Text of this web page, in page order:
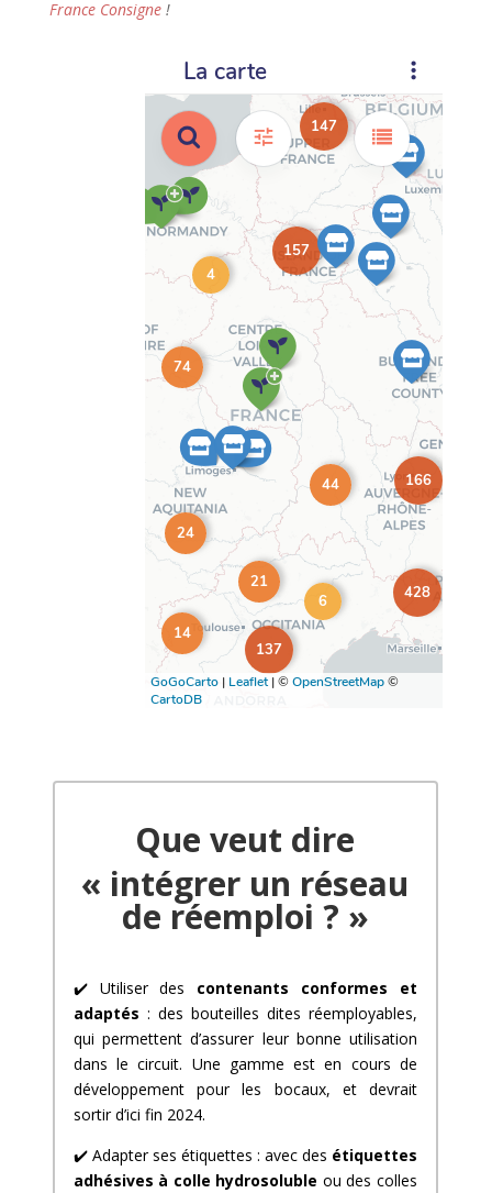
France Consigne!
Que veut dire
« intégrer un réseau
de réemploi ? »
✔️ Utiliser des contenants conformes et
adaptés : des bouteilles dites réemployables,
qui permettent d’assurer leur bonne utilisation
dans le circuit. Une gamme est en cours de
développement pour les bocaux, et devrait
sortir d’ici fin 2024.
✔️ Adapter ses étiquettes : avec des étiquettes
adhésives à colle hydrosoluble ou des colles